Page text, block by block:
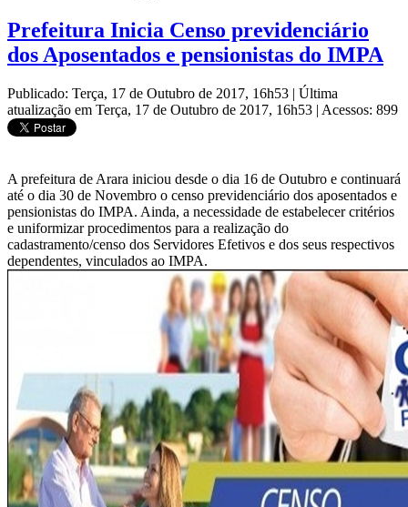
Prefeitura Inicia Censo previdenciário
dos Aposentados e pensionistas do IMPA
Publicado: Terça, 17 de Outubro de 2017, 16h53 | Última
atualização em Terça, 17 de Outubro de 2017, 16h53 | Acessos: 899
A prefeitura de Arara iniciou desde o dia 16 de Outubro e continuará
até o dia 30 de Novembro o censo previdenciário dos aposentados e
pensionistas do IMPA. Ainda, a necessidade de estabelecer critérios
e uniformizar procedimentos para a realização do
cadastramento/censo dos Servidores Efetivos e dos seus respectivos
dependentes, vinculados ao IMPA.